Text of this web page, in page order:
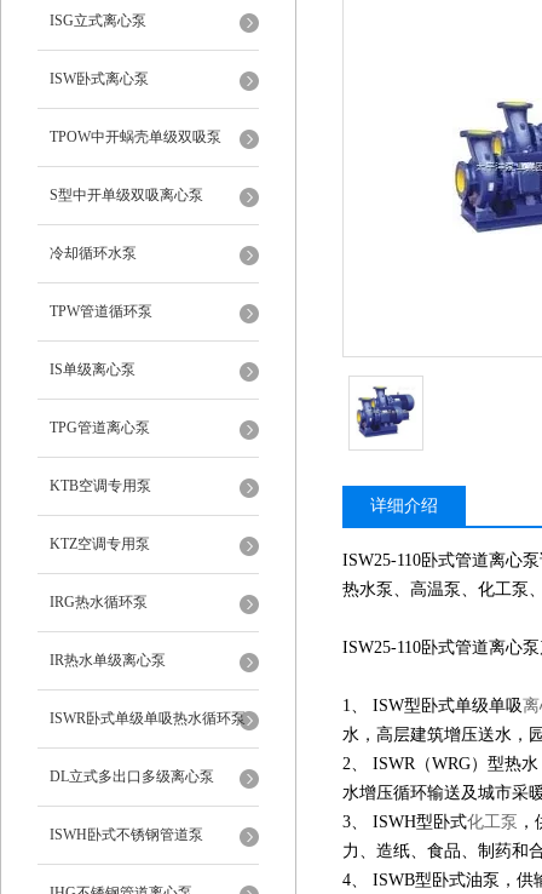
ISG立式离心泵
ISW卧式离心泵
TPOW中开蜗壳单级双吸泵
S型中开单级双吸离心泵
冷却循环水泵
TPW管道循环泵
IS单级离心泵
TPG管道离心泵
KTB空调专用泵
KTZ空调专用泵
IRG热水循环泵
IR热水单级离心泵
ISWR卧式单级单吸热水循环泵
DL立式多出口多级离心泵
ISWH卧式不锈钢管道泵
详细介绍
ISW25-110卧式管道离心泵
热水泵、高温泵、化工泵
ISW25-110卧式管道离心泵
1、 ISW型卧式单级单吸
水，高层建筑增压送水，
2、 ISWR（WRG）型热
水增压循环输送及城市采
3、 ISWH型卧式化工泵
力、造纸、食品、制药和
4、 ISWB型卧式油泵，